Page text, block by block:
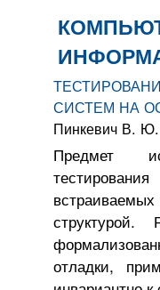
СИСТЕМ НА
Пинкевич В.
Предмет
структурой.
отладки,